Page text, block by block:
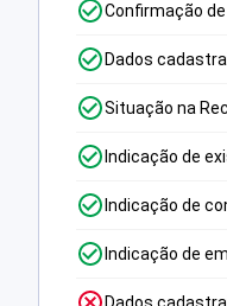
Confirmação
Dados
Situação na
Indicação de
Indicação de
Indicação de